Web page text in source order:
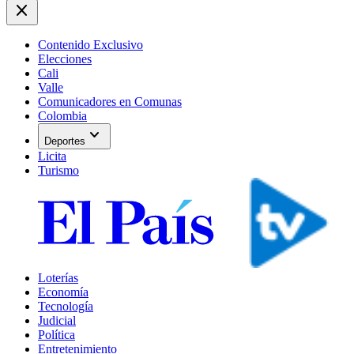
close
Contenido Exclusivo
Elecciones
Cali
Valle
Comunicadores en Comunas
Colombia
Deportes expand_more
Licita
Turismo
Loterías
Economía
Tecnología
Judicial
Política
Entretenimiento